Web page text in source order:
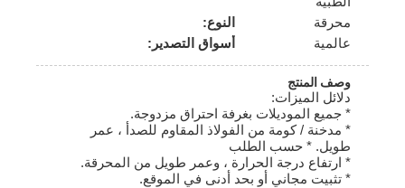
النوع:
محرقة
أسواق التصدير:
عالمية
وصف المنتج
دلائل الميزات:
* جميع الموديلات بغرفة احتراق مزدوجة.
* مدخنة / كومة من الفولاذ المقاوم للصدأ ، عمر
طويل. * حسب الطلب
* ارتفاع درجة الحرارة ، وعمر طويل من المحرقة.
* تثبيت مجاني أو بحد أدنى في الموقع.